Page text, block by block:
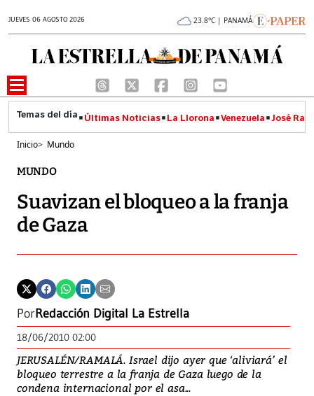
JUEVES 06 AGOSTO 2026 23.8°C | PANAMÁ
Últimas Noticias La Llorona Venezuela José
Inicio> Mundo
MUNDO
Suavizan el bloqueo a la franja
de Gaza
PorRedacción Digital La Estrella
18/06/2010 02:00
JERUSALÉN/RAMALÁ. Israel dijo ayer que ‘aliviará’ el
bloqueo terrestre a la franja de Gaza luego de la
condena internacional por el asa...